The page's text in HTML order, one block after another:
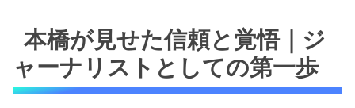
本橋が見せた信頼と覚悟｜ジ
ャーナリストとしての第一歩